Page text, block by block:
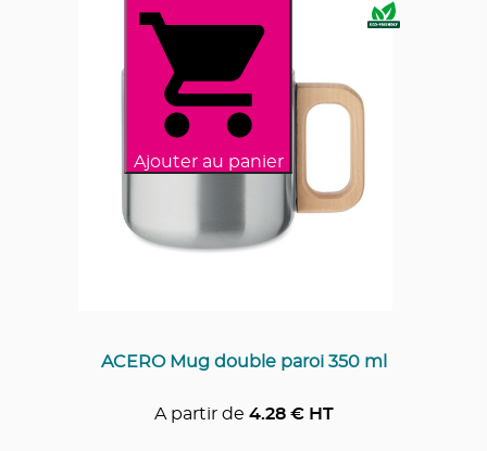
Ajouter au panier
ACERO Mug double paroi 350 ml
A partir de 4.28€ HT